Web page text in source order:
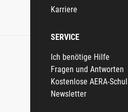
Karriere
SERVICE
Ich benötige Hilfe
Fragen und Antworten
Kostenlose AERA-
Newsletter